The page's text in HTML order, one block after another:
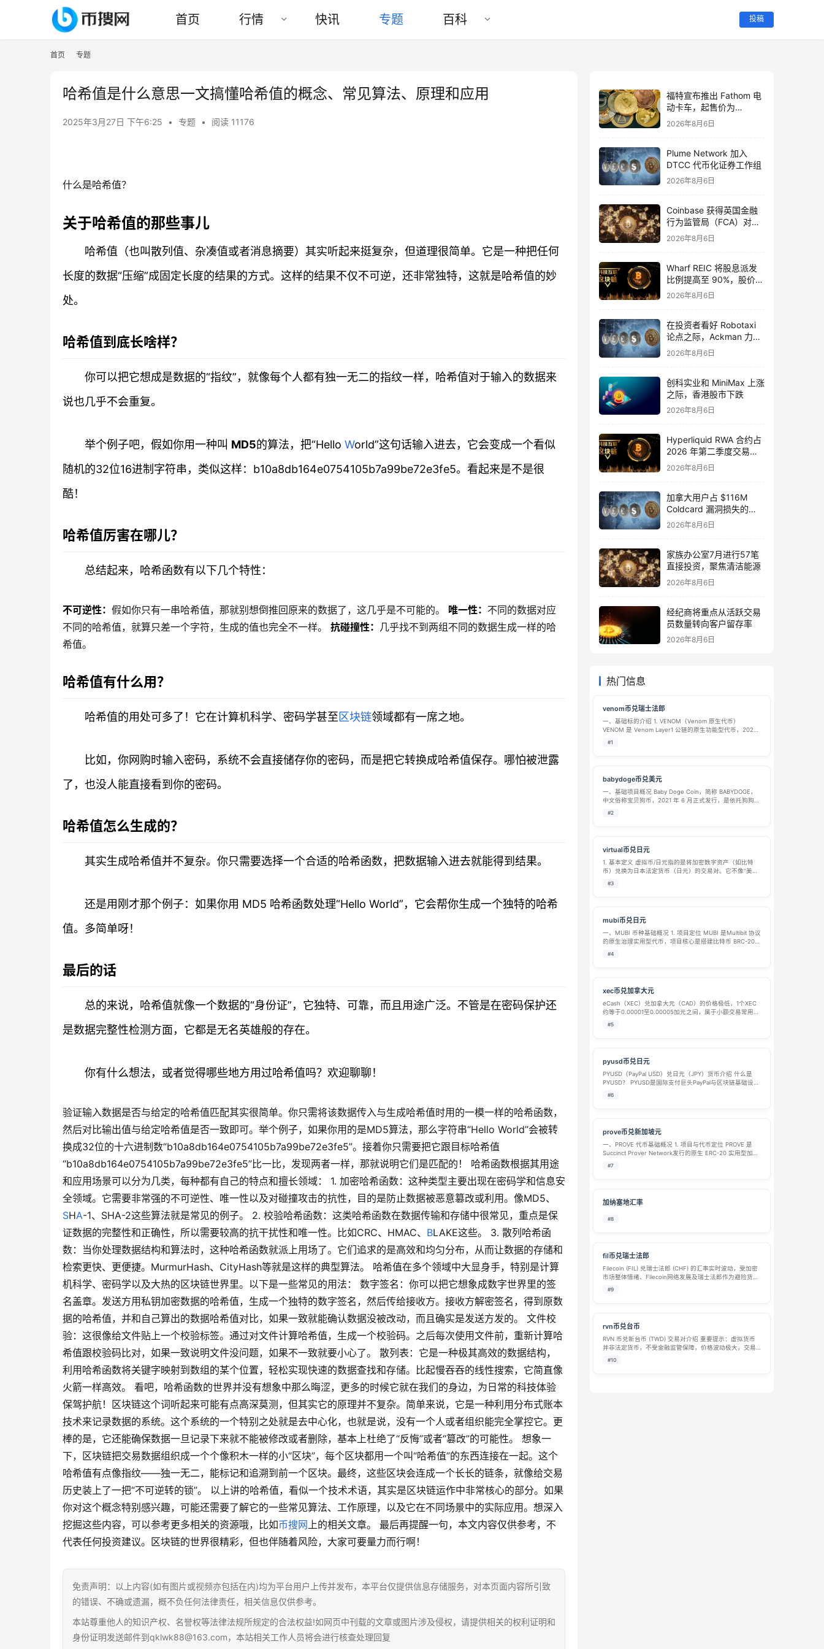
首页 行情 快讯 专题 百科 投稿
首页 专题
哈希值是什么意思一文搞懂哈希值的概念、常见算法、原理和应用
2025年3月27日 下午6:25 • 专题 • 阅读 11176
什么是哈希值？
关于哈希值的那些事儿
哈希值（也叫散列值、杂凑值或者消息摘要）其实听起来挺复杂，但道理很简单。它是一种把任何
长度的数据“压缩”成固定长度的结果的方式。这样的结果不仅不可逆，还非常独特，这就是哈希值的妙
处。
哈希值到底长啥样？
你可以把它想成是数据的“指纹”，就像每个人都有独一无二的指纹一样，哈希值对于输入的数据来
说也几乎不会重复。
举个例子吧，假如你用一种叫 MD5的算法，把“Hello World”这句话输入进去，它会变成一个看似
随机的32位16进制字符串，类似这样：b10a8db164e0754105b7a99be72e3fe5。看起来是不是很
酷！
哈希值厉害在哪儿？
总结起来，哈希函数有以下几个特性：
不可逆性： 假如你只有一串哈希值，那就别想倒推回原来的数据了，这几乎是不可能的。 唯一性： 不同的数据对应
不同的哈希值，就算只差一个字符，生成的值也完全不一样。 抗碰撞性： 几乎找不到两组不同的数据生成一样的哈
希值。
哈希值有什么用？
哈希值的用处可多了！它在计算机科学、密码学甚至区块链领域都有一席之地。
比如，你网购时输入密码，系统不会直接储存你的密码，而是把它转换成哈希值保存。哪怕被泄露
了，也没人能直接看到你的密码。
哈希值怎么生成的？
其实生成哈希值并不复杂。你只需要选择一个合适的哈希函数，把数据输入进去就能得到结果。
还是用刚才那个例子：如果你用 MD5 哈希函数处理“Hello World”，它会帮你生成一个独特的哈希
值。多简单呀！
最后的话
总的来说，哈希值就像一个数据的“身份证”，它独特、可靠，而且用途广泛。不管是在密码保护还
是数据完整性检测方面，它都是无名英雄般的存在。
你有什么想法，或者觉得哪些地方用过哈希值吗？欢迎聊聊！
验证输入数据是否与给定的哈希值匹配其实很简单。你只需将该数据传入与生成哈希值时用的一模一样的哈希函数，
然后对比输出值与给定哈希值是否一致即可。举个例子，如果你用的是MD5算法，那么字符串“Hello World”会被转
换成32位的十六进制数“b10a8db164e0754105b7a99be72e3fe5”。接着你只需要把它跟目标哈希值
“b10a8db164e0754105b7a99be72e3fe5”比一比，发现两者一样，那就说明它们是匹配的！ 哈希函数根据其用途
和应用场景可以分为几类，每种都有自己的特点和擅长领域： 1. 加密哈希函数：这种类型主要出现在密码学和信息安
全领域。它需要非常强的不可逆性、唯一性以及对碰撞攻击的抗性，目的是防止数据被恶意篡改或利用。像MD5、
SHA-1、SHA-2这些算法就是常见的例子。 2. 校验哈希函数：这类哈希函数在数据传输和存储中很常见，重点是保
证数据的完整性和正确性，所以需要较高的抗干扰性和唯一性。比如CRC、HMAC、 BLAKE这些。 3. 散列哈希函
数：当你处理数据结构和算法时，这种哈希函数就派上用场了。它们追求的是高效和均匀分布，从而让数据的存储和
检索更快、更便捷。MurmurHash、CityHash等就是这样的典型算法。 哈希值在多个领域中大显身手，特别是计算
机科学、密码学以及大热的区块链世界里。以下是一些常见的用法： 数字签名：你可以把它想象成数字世界里的签
名盖章。发送方用私钥加密数据的哈希值，生成一个独特的数字签名，然后传给接收方。接收方解密签名，得到原数
据的哈希值，并和自己算出的数据哈希值对比，如果一致就能确认数据没被改动，而且确实是发送方发的。 文件校
验：这很像给文件贴上一个校验标签。通过对文件计算哈希值，生成一个校验码。之后每次使用文件前，重新计算哈
希值跟校验码比对，如果一致说明文件没问题，如果不一致就要小心了。 散列表：它是一种极其高效的数据结构，
利用哈希函数将关键字映射到数组的某个位置，轻松实现快速的数据查找和存储。比起慢吞吞的线性搜索，它简直像
火箭一样高效。 看吧，哈希函数的世界并没有想象中那么晦涩，更多的时候它就在我们的身边，为日常的科技体验
保驾护航！区块链这个词听起来可能有点高深莫测，但其实它的原理并不复杂。简单来说，它是一种利用分布式账本
技术来记录数据的系统。这个系统的一个特别之处就是去中心化，也就是说，没有一个人或者组织能完全掌控它。更
棒的是，它还能确保数据一旦记录下来就不能被修改或者删除，基本上杜绝了“反悔”或者“篡改”的可能性。 想象一
下，区块链把交易数据组织成一个个像积木一样的小“区块”，每个区块都用一个叫“哈希值”的东西连接在一起。这个
哈希值有点像指纹——独一无二，能标记和追溯到前一个区块。最终，这些区块会连成一个长长的链条，就像给交易
历史装上了一把“不可逆转的锁”。 以上讲的哈希值，看似一个技术术语，其实是区块链运作中非常核心的部分。如果
你对这个概念特别感兴趣，可能还需要了解它的一些常见算法、工作原理，以及它在不同场景中的实际应用。想深入
挖掘这些内容，可以参考更多相关的资源哦，比如币搜网上的相关文章。 最后再提醒一句，本文内容仅供参考，不
代表任何投资建议。区块链的世界很精彩，但也伴随着风险，大家可要量力而行啊！
免责声明：以上内容(如有图片或视频亦包括在内)均为平台用户上传并发布，本平台仅提供信息存储服务，对本页面内容所引致
的错误、不确或遗漏，概不负任何法律责任，相关信息仅供参考。
本站尊重他人的知识产权、名誉权等法律法规所规定的合法权益!如网页中刊载的文章或图片涉及侵权，请提供相关的权利证明和
身份证明发送邮件到qklwk88@163.com，本站相关工作人员将会进行核查处理回复
福特宣布推出 Fathom 电
动卡车，起售价为
28,350 美元
2026年8月6日
Plume Network 加入
DTCC 代币化证券工作组
2026年8月6日
Coinbase 获得英国金融
行为监管局（FCA）对代
币化美国股票的全面授权
2026年8月6日
Wharf REIC 将股息派发
比例提高至 90%，股价飙
升 13.7%
2026年8月6日
在投资者看好 Robotaxi
论点之际，Ackman 力挺
Uber 股票
2026年8月6日
创科实业和 MiniMax 上涨
之际，香港股市下跌
2026年8月6日
Hyperliquid RWA 合约占
2026 年第二季度交易活
动的 32%
2026年8月6日
加拿大用户占 $116M
Coldcard 漏洞损失的
25%
2026年8月6日
家族办公室7月进行57笔
直接投资，聚焦清洁能源
2026年8月6日
经纪商将重点从活跃交易
员数量转向客户留存率
2026年8月6日
热门信息
venom币兑瑞士法郎
一、基础标的介绍 1. VENOM（Venom 原生代币）
VENOM 是 Venom Layer1 公链的原生功能型代币，2024
年 4 月发行，定位面向政企、中东 Web3 基建公链，采用
#1
babydoge币兑美元
一、基础项目概况 Baby Doge Coin，简称 BABYDOGE，
中文俗称宝贝狗币，2021 年 6 月正式发行，是依托狗狗币
衍生的社区型迷因（Meme）加密代币，初期部署于币安
#2
virtual币兑日元
1. 基本定义 虚拟币/日元指的是将加密数字资产（如比特
币）兑换为日本法定货币（日元）的交易对。它不像“美元/
日元”那样代表两国法币的汇率，而是数字风险资产与主权
#3
mubi币兑日元
一、MUBI 币种基础概况 1. 项目定位 MUBI 是Multibit 协议
的原生治理实用型代币，项目核心是搭建比特币 BRC-20
代币与以太坊、BNB Chain 等 EVM 公链之间的跨链桥基础
#4
xec币兑加拿大元
eCash（XEC）兑加拿大元（CAD）的价格极低，1个XEC
约等于0.00001至0.00005加元之间，属于小额交易常用的
加密货币对。以下从实时汇率、兑换参考和项目背景三个
#5
pyusd币兑日元
PYUSD（PayPal USD）兑日元（JPY）货币介绍 什么是
PYUSD？ PYUSD是国际支付巨头PayPal与区块链基础设施
公司Paxos合作推出的美元稳定币，于2023年8月正式上
#6
prove币兑新加坡元
一、PROVE 代币基础概况 1. 项目与代币定位 PROVE 是
Succinct Prover Network发行的原生 ERC-20 实用型加密
代币，项目核心搭建去中心化零知识证明（ZK）算力网
#7
加纳塞地汇率
#8
fil币兑瑞士法郎
Filecoin (FIL) 兑瑞士法郎 (CHF) 的汇率实时波动，受加密
市场整体情绪、Filecoin网络发展及瑞士法郎作为避险货币
的走势共同影响。以下基于多个交易平台数据，为你梳理
#9
rvn币兑台币
RVN 币兑新台币 (TWD) 交易对介绍 重要提示：虚拟货币
并非法定货币，不受金融监管保障，价格波动极大，交易
存在极高风险，本文仅作资讯科普，不构成任何投资建
#10